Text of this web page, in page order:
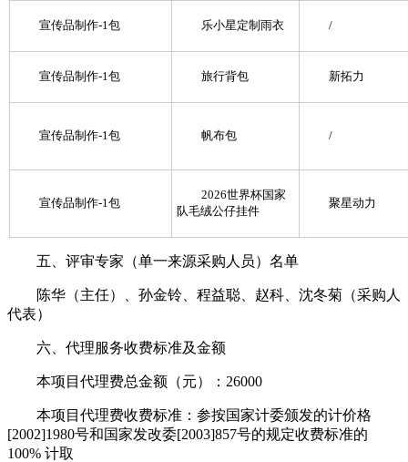
宣传品制作-1包 乐小星定制雨衣 /
宣传品制作-1包 旅行背包 新拓力
宣传品制作-1包 帆布包 /
宣传品制作-1包
2026世界杯国家
队毛绒公仔挂件
聚星动力
五、评审专家（单一来源采购人员）名单
陈华（主任）、孙金铃、程益聪、赵科、沈冬菊（采购人
代表）
六、代理服务收费标准及金额
本项目代理费总金额（元）：26000
本项目代理费收费标准：参按国家计委颁发的计价格
[2002]1980号和国家发改委[2003]857号的规定收费标准的
100% 计取